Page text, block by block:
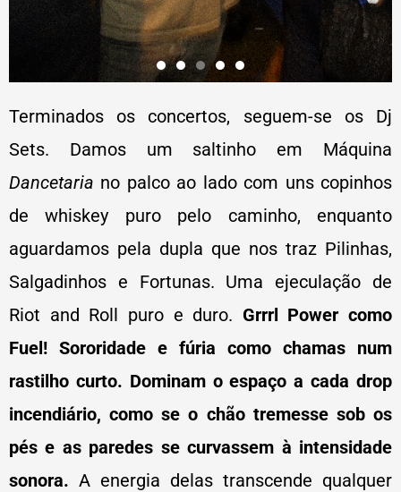
Terminados os concertos, seguem-se os Dj
Sets. Damos um saltinho em Máquina
Dancetaria no palco ao lado com uns copinhos
de whiskey puro pelo caminho, enquanto
aguardamos pela dupla que nos traz Pilinhas,
Salgadinhos e Fortunas. Uma ejeculação de
Riot and Roll puro e duro. Grrrl Power como
Fuel! Sororidade e fúria como chamas num
rastilho curto. Dominam o espaço a cada drop
incendiário, como se o chão tremesse sob os
pés e as paredes se curvassem à intensidade
sonora. A energia delas transcende qualquer